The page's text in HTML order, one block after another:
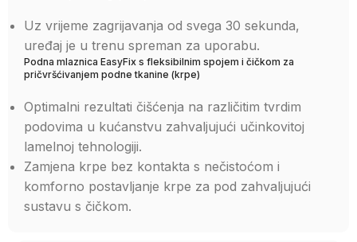
Uz vrijeme zagrijavanja od svega 30 sekunda,
uređaj je u trenu spreman za uporabu.
Podna mlaznica EasyFix s fleksibilnim spojem i čičkom za
pričvršćivanjem podne tkanine (krpe)
Optimalni rezultati čišćenja na različitim tvrdim
podovima u kućanstvu zahvaljujući učinkovitoj
lamelnoj tehnologiji.
Zamjena krpe bez kontakta s nečistoćom i
komforno postavljanje krpe za pod zahvaljujući
sustavu s čičkom.